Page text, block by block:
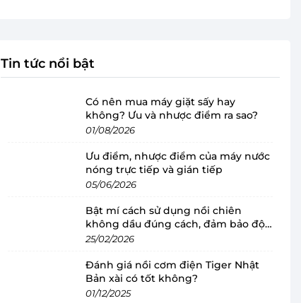
Tin tức nổi bật
Có nên mua máy giặt sấy hay
không? Ưu và nhược điểm ra sao?
01/08/2026
Ưu điểm, nhược điểm của máy nước
nóng trực tiếp và gián tiếp
05/06/2026
Bật mí cách sử dụng nồi chiên
không dầu đúng cách, đảm bảo độ
bền
25/02/2026
Đánh giá nồi cơm điện Tiger Nhật
Bản xài có tốt không?
01/12/2025